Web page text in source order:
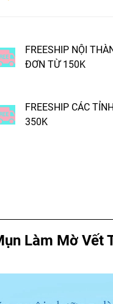
FREESHIP NỘI
ĐƠN TỪ 150K
FREESHIP CÁC
350K
Làm Mờ Vết